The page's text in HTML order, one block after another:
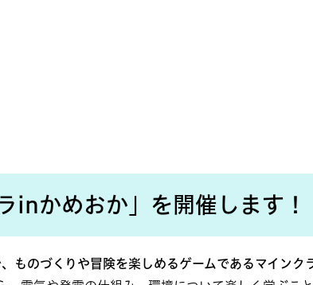
inかめおか」を開催します！
ものづくりや冒険を楽しめるゲームであるマインク